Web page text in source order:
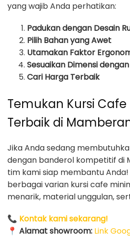
yang wajib Anda perhatikan:
Padukan dengan Desain
Pilih Bahan yang Awet
Utamakan Faktor
Sesuaikan Dimensi
Cari Harga Terbaik
Temukan Kursi
Terbaik di
Jika Anda sedang
dengan banderol kompetitif di
tim kami siap membantu
berbagai varian kursi cafe
menarik, material unggulan,
📞 Kontak kami sekarang!
📍 Alamat showroom: Link